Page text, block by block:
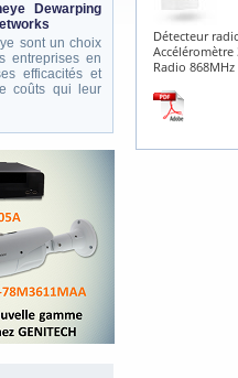
Dewarping
sont un choix
entreprises en
efficacités et
coûts qui leur
Détecteur
Accéléromètre
Radio